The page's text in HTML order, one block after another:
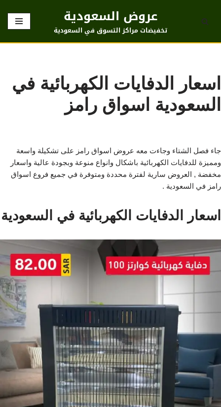
تخطى
عروض السعودية
تخفيضات مراكز التسوق في السعودية
اسعار الدفايات الكهربائية في
السعودية اسواق رامز
جاء فصل الشتاء وجاءت معه عروض اسواق رامز على تشكيلة واسعة
ومميزة للدفايات الكهربائية باشكال وانواع منوعة وبجودة عالية واسعار
مخفضة , العروض سارية لفترة محددة ومتوفرة في جميع فروع اسواق
رامز في السعودية .
اسعار الدفايات الكهربائية في السعودية